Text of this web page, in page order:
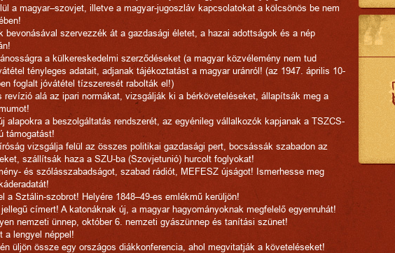
a magyar–szovjet, illetve a magyar-jugoszláv kapcsolatokat a kölcsönös be nem
bevonásával szervezzék át a gazdasági életet, a hazai adottságok és a nép
a külkereskedelmi szerződéseket (a magyar közvélemény nem tud
tényleges adatait, adjanak tájékoztatást a magyar uránról! (az 1947. április 10-
foglalt jóvátétel tízszeresét rabolták el!)
revízió alá az ipari normákat, vizsgálják ki a bérköveteléseket, állapítsák meg a
alapokra a beszolgáltatás rendszerét, az egyénileg vállalkozók kapjanak a TSZCS-
támogatást!
vizsgálja felül az összes politikai gazdasági pert, bocsássák szabadon az
szállítsák haza a SZU-ba (Szovjetunió) hurcolt foglyokat!
és szólásszabadságot, szabad rádiót, MEFESZ újságot! Ismerhesse meg
a Sztálin-szobrot! Helyére 1848–49-es emlékmű kerüljön!
címert! A katonáknak új, a magyar hagyományoknak megfelelő egyenruhát!
nemzeti ünnep, október 6. nemzeti gyászünnep és tanítási szünet!
a lengyel néppel!
üljön össze egy országos diákkonferencia, ahol megvitatják a követeléseket!